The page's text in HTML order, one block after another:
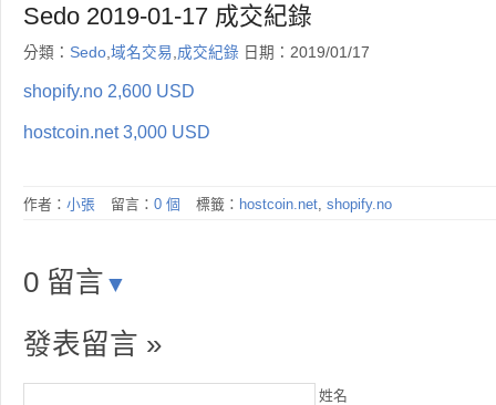
Sedo 2019-01-17 成交紀錄
分類： Sedo,域名交易,成交紀錄 日期：2019/01/17
shopify.no 2,600 USD
hostcoin.net 3,000 USD
作者： 小張 留言： 0 個 標籤： hostcoin.net, shopify.no
0 留言 ▼
發表留言 »
姓名